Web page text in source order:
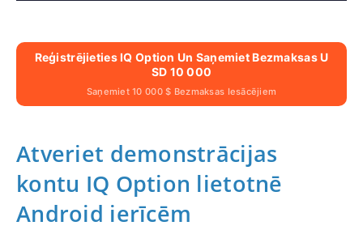
Reģistrējieties IQ Option Un Saņemiet Bezmaksas U
SD 10 000
Saņemiet 10 000 $ Bezmaksas Iesācējiem
Atveriet demonstrācijas
kontu IQ Option lietotnē
Android ierīcēm